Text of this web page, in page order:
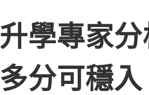
升學專家
多分可穩